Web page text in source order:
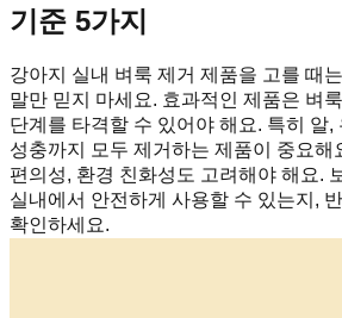
기준 5가지
강아지 실내 벼룩 제거 제품을 고를 때
말만 믿지 마세요. 효과적인 제품은 벼
단계를 타격할 수 있어야 해요. 특히 알,
성충까지 모두 제거하는 제품이 중요해
편의성, 환경 친화성도 고려해야 해요.
실내에서 안전하게 사용할 수 있는지,
확인하세요.